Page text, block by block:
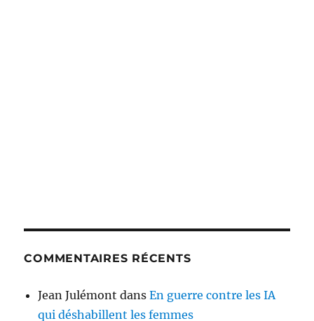
COMMENTAIRES RÉCENTS
Jean Julémont dansEn guerre contre les IA
qui déshabillent les femmes